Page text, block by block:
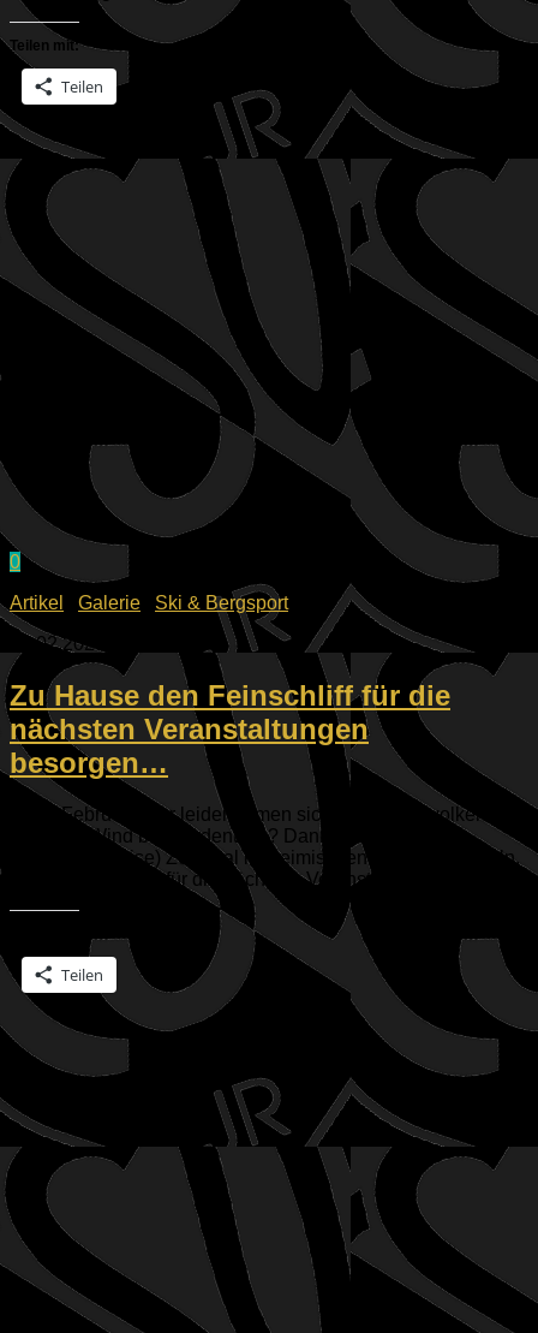
Teilen mit:
Teilen
0
Artikel
Galerie
Ski & Bergsport
22.02.2026
Zu Hause den Feinschliff für die
nächsten Veranstaltungen
besorgen…
Es ist Februar, aber leider türmen sich die Regenwolken und
auch der Wind bläst ordentlich? Dann ist vielleicht
(ausnahmsweise) Zeit, mal im heimischen Keller zu basteln.
Und dem Material für die nächsten Veranstaltungen einen...
Teilen